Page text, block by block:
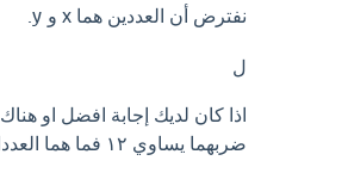
نفترض أن العددين هما x و y
.
ل
ضربهما يساوي ١٢ فما هما العددان اترك تعليق فورآ.